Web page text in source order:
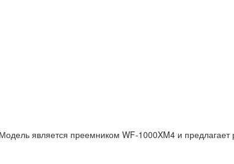
является преемником WF-1000XM4 и